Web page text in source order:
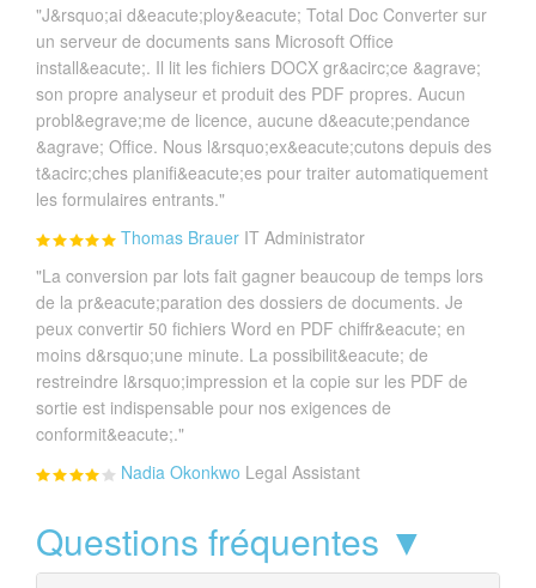
"J&rsquo;ai d&eacute;ploy&eacute; Total Doc Converter sur
un serveur de documents sans Microsoft Office
install&eacute;. Il lit les fichiers DOCX gr&acirc;ce &agrave;
son propre analyseur et produit des PDF propres. Aucun
probl&egrave;me de licence, aucune d&eacute;pendance
&agrave; Office. Nous l&rsquo;ex&eacute;cutons depuis des
t&acirc;ches planifi&eacute;es pour traiter automatiquement
les formulaires entrants."
Thomas Brauer IT Administrator
"La conversion par lots fait gagner beaucoup de temps lors
de la pr&eacute;paration des dossiers de documents. Je
peux convertir 50 fichiers Word en PDF chiffr&eacute; en
moins d&rsquo;une minute. La possibilit&eacute; de
restreindre l&rsquo;impression et la copie sur les PDF de
sortie est indispensable pour nos exigences de
conformit&eacute;."
Nadia Okonkwo Legal Assistant
Questions fréquentes ▼